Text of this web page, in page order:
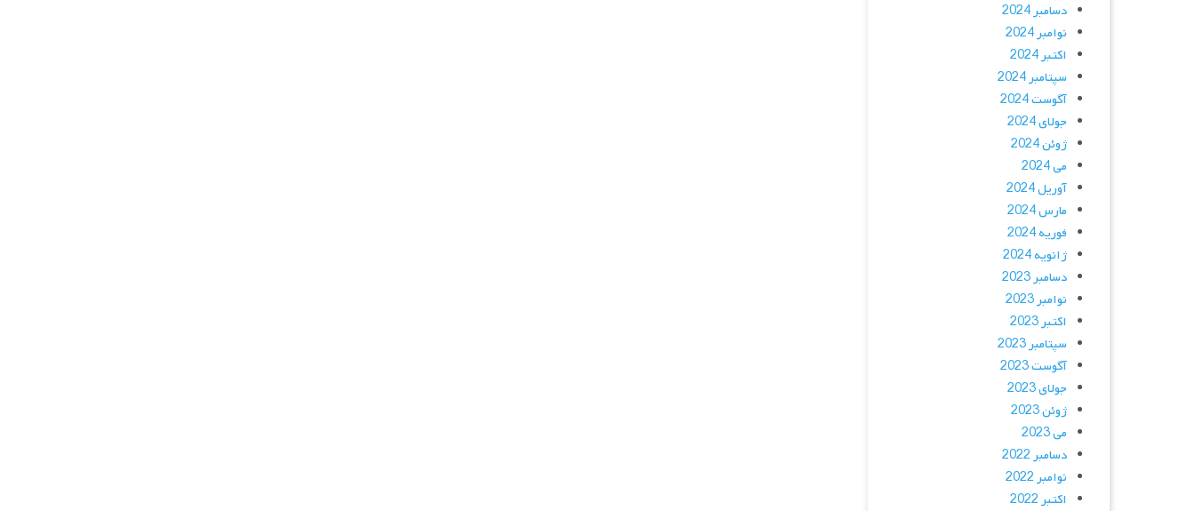
دسامبر 2024
نوامبر 2024
اکتبر 2024
سپتامبر 2024
آگوست 2024
جولای 2024
ژوئن 2024
می 2024
آوریل 2024
مارس 2024
فوریه 2024
ژانویه 2024
دسامبر 2023
نوامبر 2023
اکتبر 2023
سپتامبر 2023
آگوست 2023
جولای 2023
ژوئن 2023
می 2023
دسامبر 2022
نوامبر 2022
اکتبر 2022